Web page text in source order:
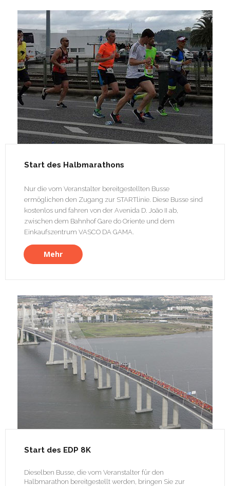
Start des Halbmarathons
Nur die vom Veranstalter bereitgestellten Busse
ermöglichen den Zugang zur STARTlinie. Diese Busse sind
kostenlos und fahren von der Avenida D. João II ab,
zwischen dem Bahnhof Gare do Oriente und dem
Einkaufszentrum VASCO DA GAMA.
Mehr
Start des EDP 8K
Dieselben Busse, die vom Veranstalter für den
Halbmarathon bereitgestellt werden, bringen Sie zur